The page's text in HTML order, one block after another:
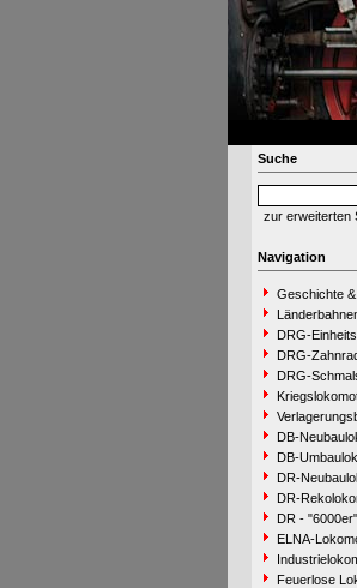
Suche
zur erweiterten
Navigation
Geschichte
DRG-
DRG-
DRG-
DB-
DB-
DR-
DR-
DR - "6000er"
ELNA-
Feuerlose